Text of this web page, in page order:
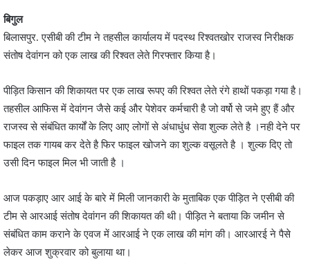
बिगुल
बिलासपुर. एसीबी की टीम ने तहसील कार्यालय में पदस्थ रिश्वतखोर राजस्व निरीक्षक
संतोष देवांगन को एक लाख की रिश्वत लेते गिरफ्तार किया है।
पीड़ित किसान की शिकायत पर एक लाख रूपए की रिश्वत लेते रंगे हाथों पकड़ा गया है।
तहसील आफिस में देवांगन जैसे कई और पेशेवर कर्मचारी है जो वर्षो से जमे हुए हैं और
राजस्व से संबंधित कार्यों के लिए आए लोगों से अंधाधुंध सेवा शुल्क लेते है ।नही देने पर
फाइल तक गायब कर देते है फिर फाइल खोजने का शुल्क वसूलते है । शुल्क दिए तो
उसी दिन फाइल मिल भी जाती है ।
आज पकड़ाए आर आई के बारे में मिली जानकारी के मुताबिक एक पीड़ित ने एसीबी की
टीम से आरआई संतोष देवांगन की शिकायत की थी। पीड़ित ने बताया कि जमीन से
संबंधित काम कराने के एवज में आरआई ने एक लाख की मांग की। आरआरई ने पैसे
लेकर आज शुक्रवार को बुलाया था।